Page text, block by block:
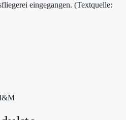
eingegangen. (Textquelle: